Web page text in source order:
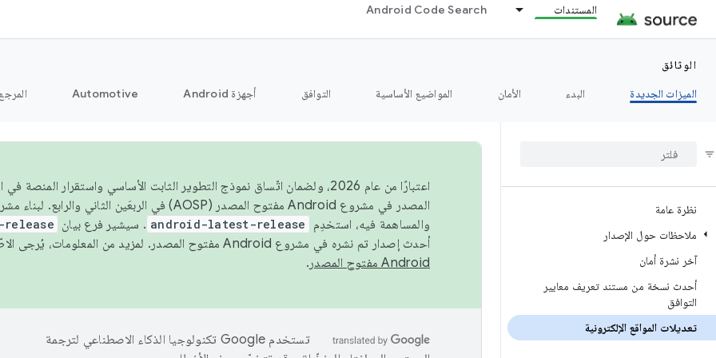
المستندات Android Code Search
الوثائق
الميزات الجديدة
البدء الأمان المواضيع الأساسية التوافق أجهزة Android Automotive
نظرة عامة
ملاحظات حول الإصدار
آخر نشرة أمان
أحدث نسخة من مستند تعريف معايير
التوافق
تعديلات المواقع الإلكترونية
اعتبارًا من عام 2026، ولضمان اتّساق نموذج التطوير الثابت الأساسي واستقرار
والمساهمة فيه، استخدِم android-latest-release . سيشير فرع بيان
أحدث إصدار تم نشره في مشروع Android مفتوح المصدر. لمزيد من المعلومات، يُرجى الاطّلاع على
Android مفتوح المصدر
.
تستخدم Google تكنولوجيا الذكاء الاصطناعي لترجمة